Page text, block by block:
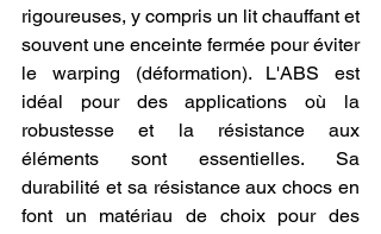
rigoureuses, y compris un lit chauffant et
souvent une enceinte fermée pour éviter
le warping (déformation). L'ABS est
idéal pour des applications où la
robustesse et la résistance aux
éléments sont essentielles. Sa
durabilité et sa résistance aux chocs en
font un matériau de choix pour des